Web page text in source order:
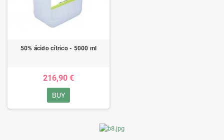
50% ácido cítrico - 5000 ml
216,90 €
BUY